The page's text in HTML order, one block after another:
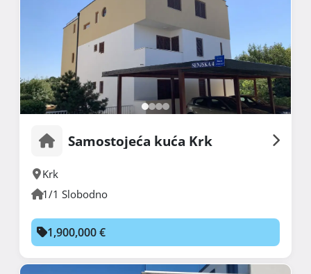
Samostojeća kuća Krk
Krk
1/1 Slobodno
1,900,000 €